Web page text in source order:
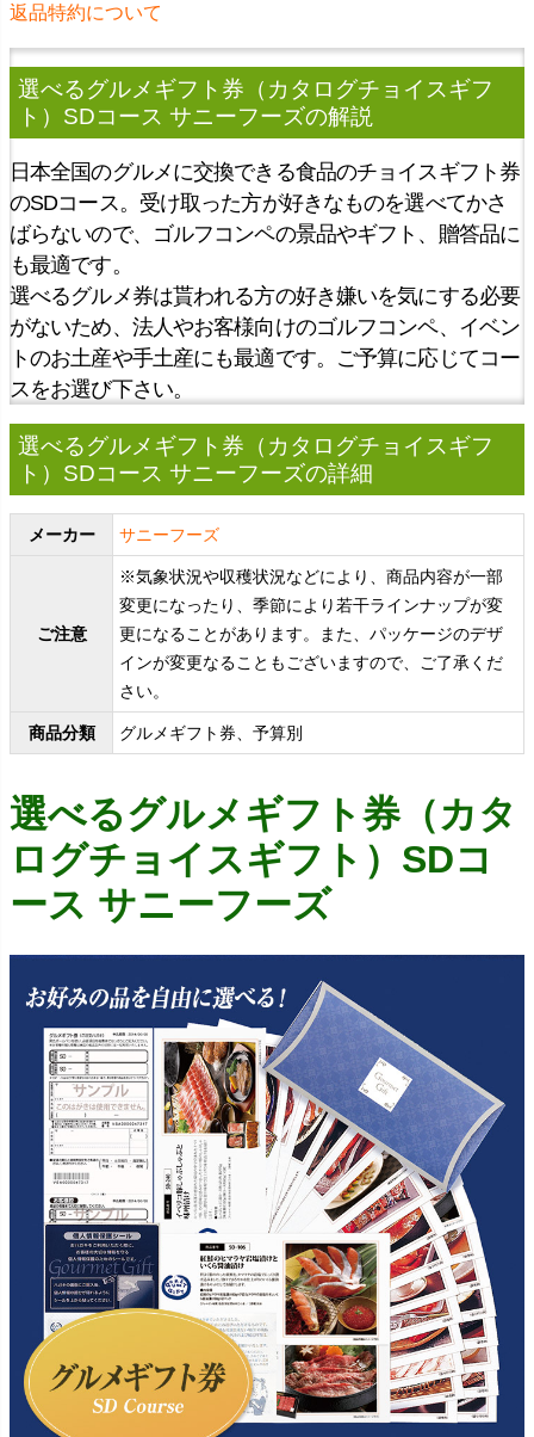
返品特約について
選べるグルメギフト券（カタログチョイスギフ
ト）SDコース サニーフーズの解説
日本全国のグルメに交換できる食品のチョイスギフト券
のSDコース。受け取った方が好きなものを選べてかさ
ばらないので、ゴルフコンペの景品やギフト、贈答品に
も最適です。
選べるグルメ券は貰われる方の好き嫌いを気にする必要
がないため、法人やお客様向けのゴルフコンペ、イベン
トのお土産や手土産にも最適です。ご予算に応じてコー
スをお選び下さい。
選べるグルメギフト券（カタログチョイスギフ
ト）SDコース サニーフーズの詳細
メーカー サニーフーズ
ご注意
※気象状況や収穫状況などにより、商品内容が一部
変更になったり、季節により若干ラインナップが変
更になることがあります。また、パッケージのデザ
インが変更なることもございますので、ご了承くだ
さい。
商品分類 グルメギフト券、予算別
選べるグルメギフト券（カタ
ログチョイスギフト）SDコ
ース サニーフーズ